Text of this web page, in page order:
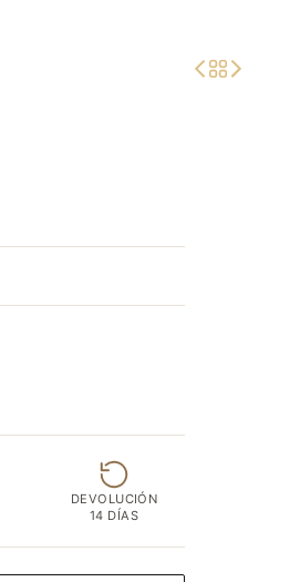
DEVOLUCIÓN
14 DÍAS